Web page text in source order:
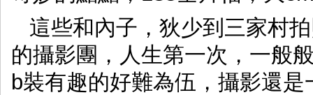
這些和內子，狄少到三家村
的攝影團，人生第一次，一般
b裝有趣的好難為伍，攝影還